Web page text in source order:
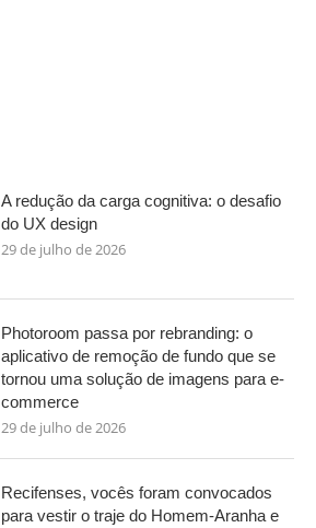
A redução da carga cognitiva: o desafio
do UX design
29 de julho de 2026
Photoroom passa por rebranding: o
aplicativo de remoção de fundo que se
tornou uma solução de imagens para e-
commerce
29 de julho de 2026
Recifenses, vocês foram convocados
para vestir o traje do Homem-Aranha e